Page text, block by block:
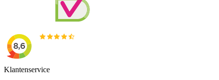
Klantenservice